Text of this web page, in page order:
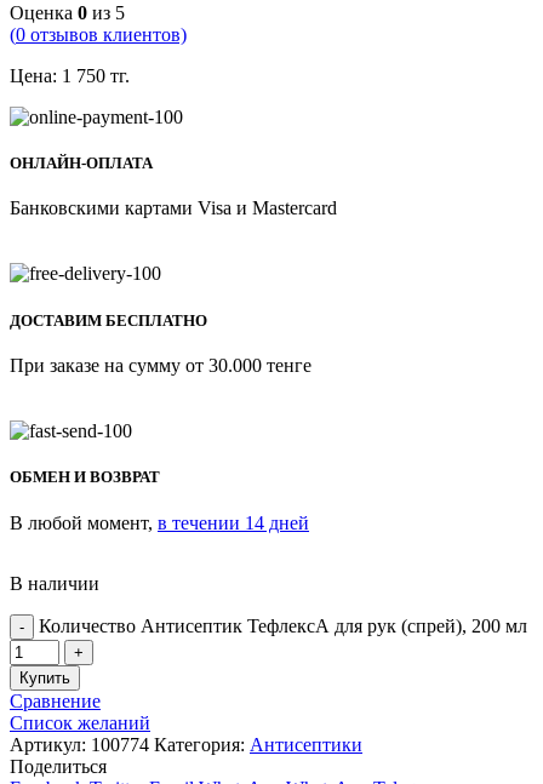
Оценка 0 из 5
(0 отзывов клиентов)
Цена: 1 750 тг.
ОНЛАЙН-ОПЛАТА
Банковскими картами Visa и Mastercard
ДОСТАВИМ БЕСПЛАТНО
При заказе на сумму от 30.000 тенге
ОБМЕН И ВОЗВРАТ
В любой момент, в течении 14 дней
В наличии
Количество Антисептик ТефлексА для рук (спрей), 200 мл
Купить
Сравнение
Список желаний
Артикул: 100774 Категория: Антисептики
Поделиться